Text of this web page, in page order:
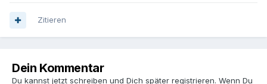
Zitieren
Dein Kommentar
Du kannst jetzt schreiben und Dich später registrieren. Wenn Du